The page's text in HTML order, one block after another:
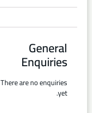
General
Enquiries
There are no enquiries
yet.